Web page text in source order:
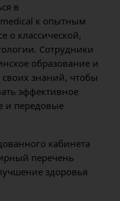
в
к опытным
о классической,
Сотрудники
образование и
знаний, чтобы
эффективное
и передовые
кабинета
перечень
здоровья